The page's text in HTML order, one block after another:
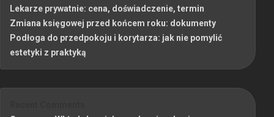
Lekarze prywatnie: cena, doświadczenie, termin
Zmiana księgowej przed końcem roku: dokumenty
Podłoga do przedpokoju i korytarza: jak nie pomylić
estetyki z praktyką